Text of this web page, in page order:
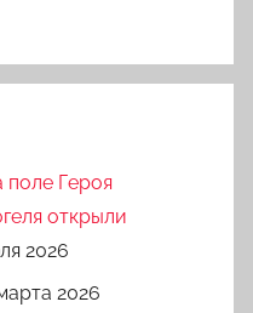
Героя
открыли
2026
2026